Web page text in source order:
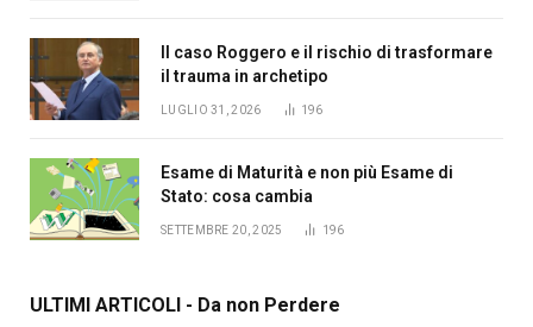
Il caso Roggero e il rischio di trasformare
il trauma in archetipo
LUGLIO 31, 2026 196
Esame di Maturità e non più Esame di
Stato: cosa cambia
SETTEMBRE 20, 2025 196
ULTIMI ARTICOLI - Da non Perdere